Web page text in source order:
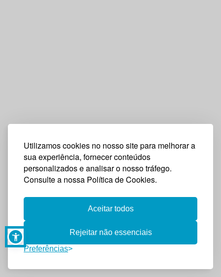
Utilizamos cookies no nosso site para melhorar a
sua experiência, fornecer conteúdos
personalizados e analisar o nosso tráfego.
Consulte a nossa Política de Cookies.
Aceitar todos
Rejeitar não essenciais
Preferências